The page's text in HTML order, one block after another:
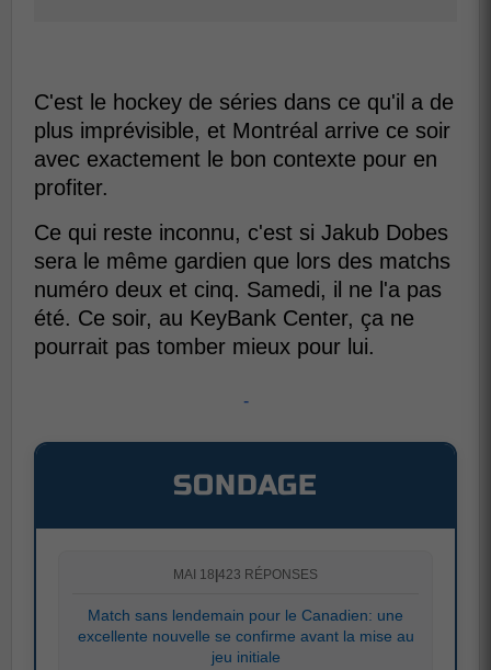
C'est le hockey de séries dans ce qu'il a de
plus imprévisible, et Montréal arrive ce soir
avec exactement le bon contexte pour en
profiter.
Ce qui reste inconnu, c'est si Jakub Dobes
sera le même gardien que lors des matchs
numéro deux et cinq. Samedi, il ne l'a pas
été. Ce soir, au KeyBank Center, ça ne
pourrait pas tomber mieux pour lui.
-
SONDAGE
MAI 18|423 RÉPONSES
Match sans lendemain pour le Canadien: une
excellente nouvelle se confirme avant la mise au
jeu initiale